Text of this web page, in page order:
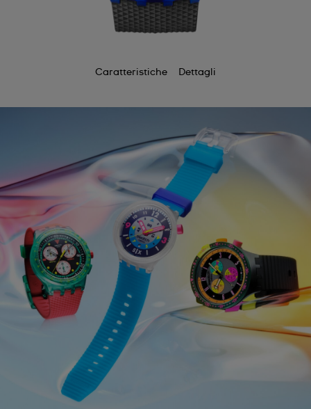
Caratteristiche Dettagli